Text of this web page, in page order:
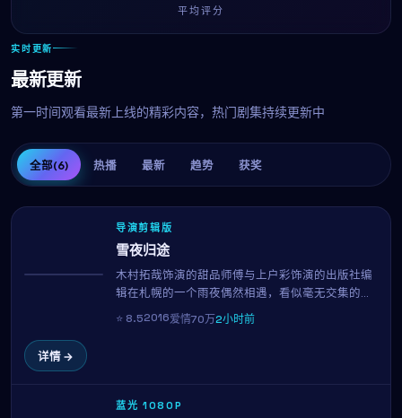
平均评分
实时更新
最新更新
第一时间观看最新上线的精彩内容，热门剧集持续更新中
全部(6) 热播 最新 趋势 获奖
导演剪辑版
雪夜归途
木村拓哉饰演的甜品师傅与上户彩饰演的出版社编
辑在札幌的一个雨夜偶然相遇，看似毫无交集的两
个人，因为一封被错送的信、一首循环播放的旧
歌、或是一只走失的猫，开始走进彼此的日常。这
⭐ 8.52016爱情70万2小时前
详情 →
蓝光 1080P